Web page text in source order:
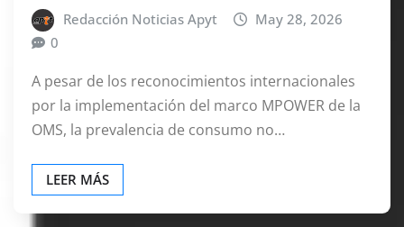
Redacción Noticias Apyt
May 28, 2026
0
A pesar de los reconocimientos internacionales
por la implementación del marco MPOWER de la
OMS, la prevalencia de consumo no…
LEER MÁS